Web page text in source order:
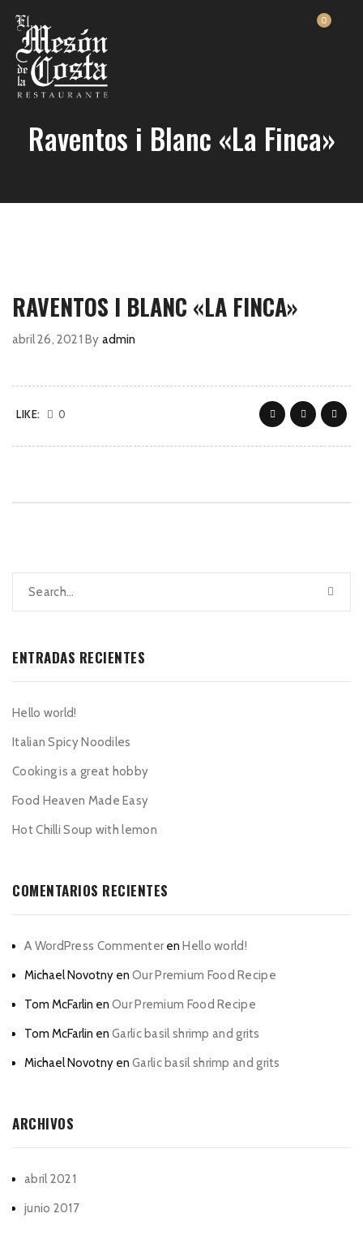
0
Raventos i Blanc «La Finca»
RAVENTOS I BLANC «LA FINCA»
abril 26, 2021 By admin
LIKE: 0
ENTRADAS RECIENTES
Hello world!
Italian Spicy Noodiles
Cooking is a great hobby
Food Heaven Made Easy
Hot Chilli Soup with lemon
COMENTARIOS RECIENTES
A WordPress CommenterenHello world!
Michael Novotny en Our Premium Food Recipe
Tom McFarlin en Our Premium Food Recipe
Tom McFarlin en Garlic basil shrimp and grits
Michael Novotny en Garlic basil shrimp and grits
ARCHIVOS
abril 2021
junio 2017